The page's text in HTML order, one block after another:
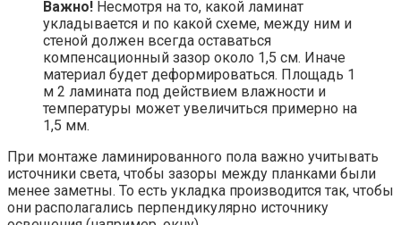
Важно! Несмотря на то, какой ламинат
укладывается и по какой схеме, между ним и
стеной должен всегда оставаться
компенсационный зазор около 1,5 см. Иначе
материал будет деформироваться. Площадь 1
м 2 ламината под действием влажности и
температуры может увеличиться примерно на
1,5 мм.
При монтаже ламинированного пола важно учитывать
источники света, чтобы зазоры между планками были
менее заметны. То есть укладка производится так, чтобы
они располагались перпендикулярно источнику